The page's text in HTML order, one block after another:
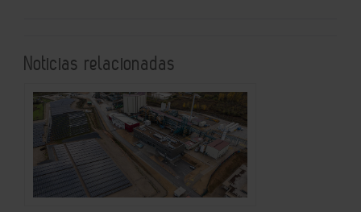
Noticias relacionadas